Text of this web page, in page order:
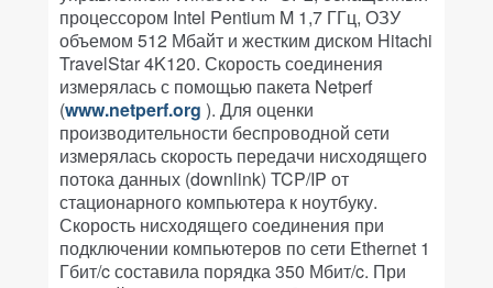
процессором Intel Pentium M 1,7 ГГц, ОЗУ
объемом 512 Мбайт и жестким диском Hitachi
TravelStar 4K120. Скорость соединения
измерялась с помощью пакетa Netperf
(www.netperf.org ). Для оценки
производительности беспроводной сети
измерялась скорость передачи нисходящего
потока данных (downlink) TCP/IP от
стационарного компьютера к ноутбуку.
Скорость нисходящего соединения при
подключении компьютеров по сети Ethernet 1
Гбит/c составила порядка 350 Мбит/c. При